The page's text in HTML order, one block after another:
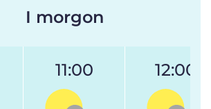
I morgon
11:00 12:00